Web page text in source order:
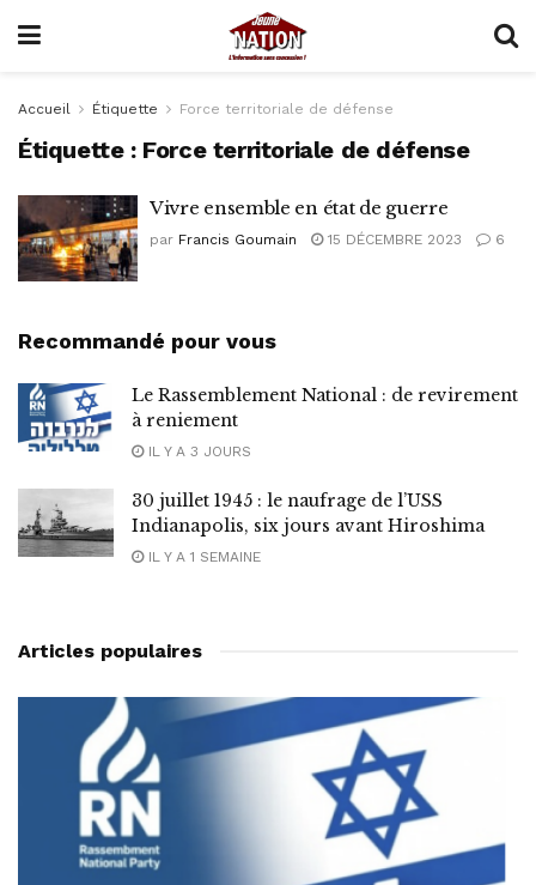
Accueil Étiquette Force territoriale de défense
Étiquette : Force territoriale de défense
Vivre ensemble en état de guerre
par Francis Goumain 15 DÉCEMBRE 2023 6
Recommandé pour vous
Le Rassemblement National : de revirement
à reniement
IL Y A 3 JOURS
30 juillet 1945 : le naufrage de l’USS
Indianapolis, six jours avant Hiroshima
IL Y A 1 SEMAINE
Articles populaires